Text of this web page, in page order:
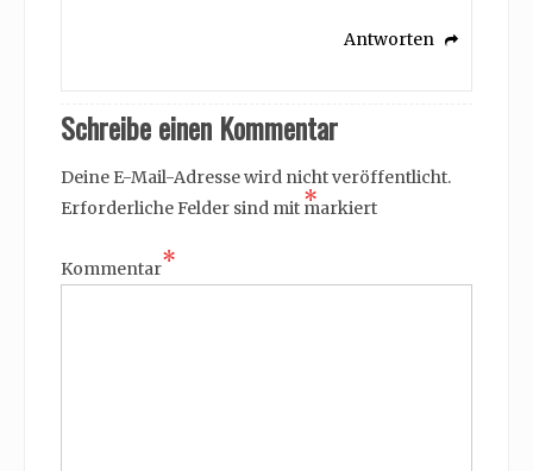
Antworten
Schreibe einen Kommentar
Deine E-Mail-Adresse wird nicht veröffentlicht.
Erforderliche Felder sind mit *
markiert
Kommentar*